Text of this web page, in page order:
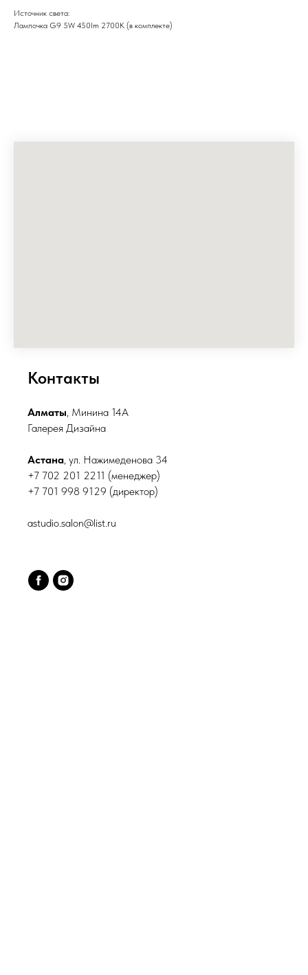
Источник света:
Лампочка G9 5W 450Im 2700K (в комплекте)
Контакты
Алматы, Минина 14А
Галерея Дизайна
Астана, ул. Нажимеденова 34
+7 702 201 2211 (менеджер)
+7 701 998 9129 (директор)
astudio.salon@list.ru